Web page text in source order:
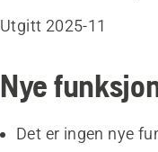
Utgitt 2025-11
Nye
Det er ingen nye